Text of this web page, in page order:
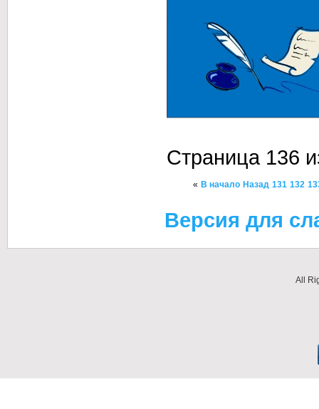
Страница 136
« В начало Назад 131 132
Версия для
All